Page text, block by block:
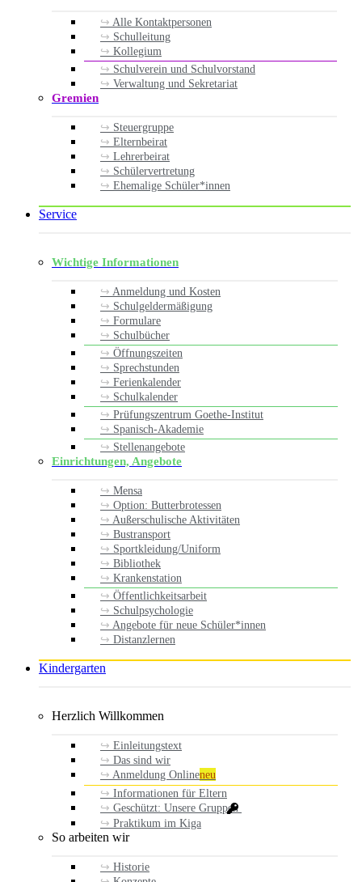
Alle Kontaktpersonen
Schulleitung
Kollegium
Schulverein und Schulvorstand
Verwaltung und Sekretariat
Gremien
Steuergruppe
Elternbeirat
Lehrerbeirat
Schülervertretung
Ehemalige Schüler*innen
Service
Wichtige Informationen
Anmeldung und Kosten
Schulgeldermäßigung
Formulare
Schulbücher
Öffnungszeiten
Sprechstunden
Ferienkalender
Schulkalender
Prüfungszentrum Goethe-Institut
Spanisch-Akademie
Stellenangebote
Einrichtungen, Angebote
Mensa
Option: Butterbrotessen
Außerschulische Aktivitäten
Bustransport
Sportkleidung/Uniform
Bibliothek
Krankenstation
Öffentlichkeitsarbeit
Schulpsychologie
Angebote für neue Schüler*innen
Distanzlernen
Kindergarten
Herzlich Willkommen
Einleitungstext
Das sind wir
Anmeldung Onlineneu
Informationen für Eltern
Geschützt: Unsere Gruppen
Praktikum im Kiga
So arbeiten wir
Historie